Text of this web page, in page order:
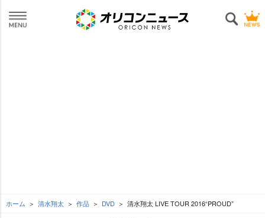
ホーム 清水翔太 作品 DVD 清水翔太 LIVE TOUR 2016“PROUD”